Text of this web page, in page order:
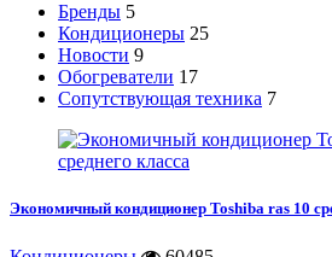
Бренды 5
Кондиционеры 25
Новости 9
Обогреватели 17
Сопутствующая техника 7
Экономичный кондиционер Toshiba ras 10